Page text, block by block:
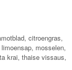
citroengras,
mosselen,
krai, thaise vissaus,